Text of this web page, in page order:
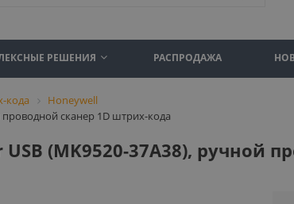
РЕШЕНИЯ РАСПРОДАЖА
кода
Honeywell
сканер 1D штрих-кода
(MK9520-37A38), ручной